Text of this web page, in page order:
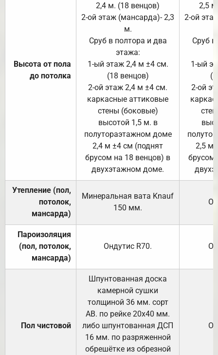
Высота от пола
до потолка
2,4 м. (18 венцов)
2-ой этаж (мансарда)- 2,3
м.
Сруб в полтора и два
этажа:
1-ый этаж 2,4 м ±4 см.
(18 венцов)
2-ой этаж 2,4 м ±4 см.
каркасные аттиковые
стены (боковые)
высотой 1,5 м. в
полутораэтажном доме
2,4 м ±4 см (поднят
брусом на 18 венцов) в
двухэтажном доме.
2,5
2-ой
Сруб
1-ый
2-ой
2,5 м
брусом
Утепление (пол,
потолок,
мансарда)
Минеральная вата Knauf
150 мм.
Пароизоляция
(пол, потолок,
мансарда)
Ондутис R70.
Пол чистовой
Шпунтованная доска
камерной сушки
толщиной 36 мм. сорт
АВ. по рейке 20х40 мм.
либо шпунтованная ДСП
16 мм. по разряженной
обрешётке из обрезной